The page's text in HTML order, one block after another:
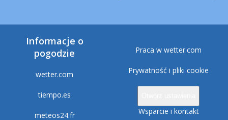
Informacje o
pogodzie
wetter.com
tiempo.es
meteos24.fr
Praca w wetter.com
Prywatność i pliki cookie
Wsparcie i kontakt